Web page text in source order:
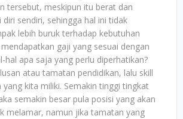
tersebut, meskipun itu berat dan
sendiri, sehingga hal ini tidak
lebih buruk terhadap kebutuhan
gaji yang sesuai dengan
hal apa saja yang perlu diperhatikan?
atau tamatan pendidikan, lalu skill
yang kita miliki. Semakin tinggi tingkat
semakin besar pula posisi yang akan
melamar, namun jika tamatan yang